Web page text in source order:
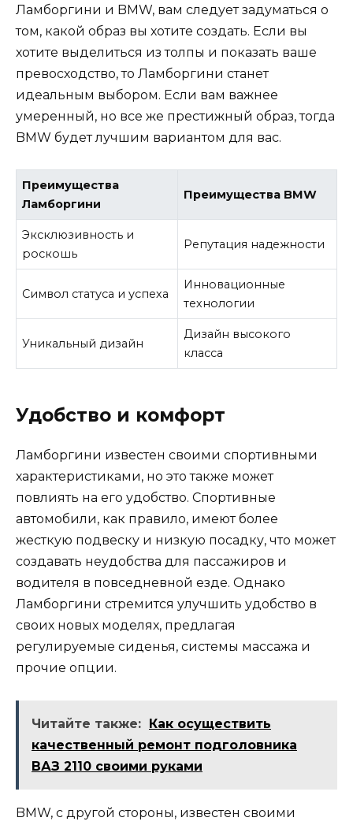
Ламборгини и BMW, вам следует задуматься о
том, какой образ вы хотите создать. Если вы
хотите выделиться из толпы и показать ваше
превосходство, то Ламборгини станет
идеальным выбором. Если вам важнее
умеренный, но все же престижный образ, тогда
BMW будет лучшим вариантом для вас.
Преимущества
Ламборгини
Преимущества BMW
Эксклюзивность и
роскошь
Репутация надежности
Символ статуса и успеха
Инновационные
технологии
Уникальный дизайн
Дизайн высокого
класса
Удобство и комфорт
Ламборгини известен своими спортивными
характеристиками, но это также может
повлиять на его удобство. Спортивные
автомобили, как правило, имеют более
жесткую подвеску и низкую посадку, что может
создавать неудобства для пассажиров и
водителя в повседневной езде. Однако
Ламборгини стремится улучшить удобство в
своих новых моделях, предлагая
регулируемые сиденья, системы массажа и
прочие опции.
Читайте также: Как осуществить
качественный ремонт подголовника
ВАЗ 2110 своими руками
BMW, с другой стороны, известен своими